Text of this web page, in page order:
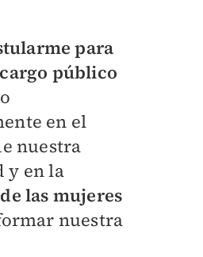
para
público
en el
nuestra
y en la
las mujeres
nuestra